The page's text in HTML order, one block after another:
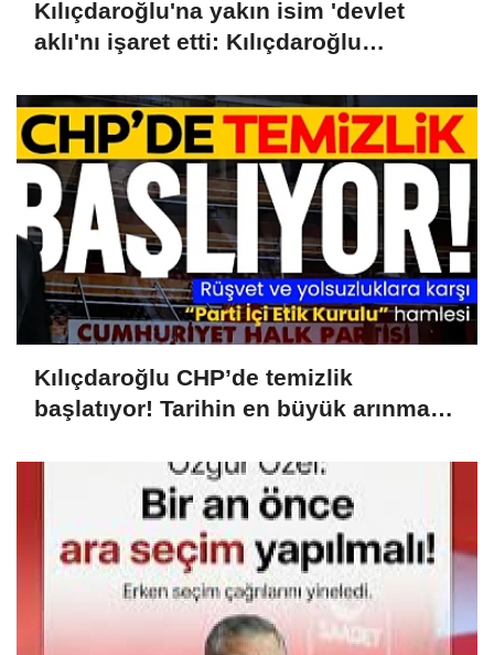
Kılıçdaroğlu'na yakın isim 'devlet
aklı'nı işaret etti: Kılıçdaroğlu
kazanmıştı, devlet müdahale etti
Kılıçdaroğlu CHP’de temizlik
başlatıyor! Tarihin en büyük arınma